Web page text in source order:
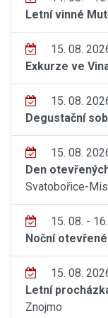
Letní vinné
15. 08.
Exkurze ve
15. 08.
Degustační
15. 08.
Den
Svatobořice-
15. 08. -
Noční
15. 08.
Letní
Znojmo